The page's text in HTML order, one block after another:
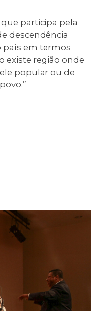
participa pela
descendência
país em termos
existe região onde
popular ou de